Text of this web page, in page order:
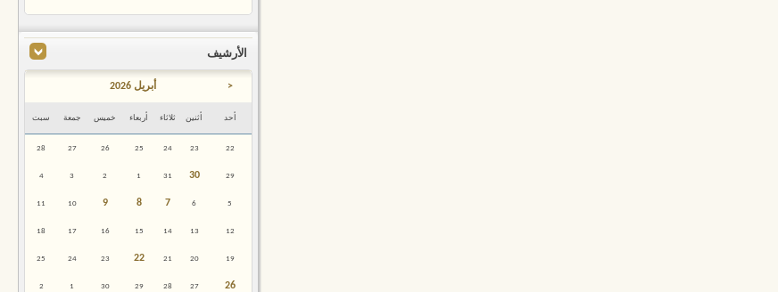
الأرشيف
< أبريل 2026
أحد أثنين ثلاثاء أربعاء خميس جمعة سبت
22
23
24
25
26
27
28
29
30
31
1
2
3
4
5
6
7
8
9
10
11
12
13
14
15
16
17
18
19
20
21
22
23
24
25
26
27
28
29
30
1
2